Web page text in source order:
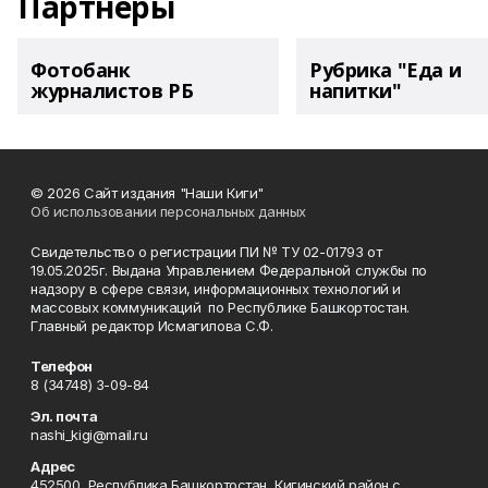
Фотобанк
журналистов РБ
Рубрика "Еда и
напитки"
© 2026 Сайт издания "Наши Киги"
Об использовании персональных данных
Свидетельство о регистрации ПИ № ТУ 02-01793 от
19.05.2025г. Выдана Управлением Федеральной службы по
надзору в сфере связи, информационных технологий и
массовых коммуникаций по Республике Башкортостан.
Главный редактор Исмагилова С.Ф.
Телефон
8 (34748) 3-09-84
Эл. почта
nashi_kigi@mail.ru
Адрес